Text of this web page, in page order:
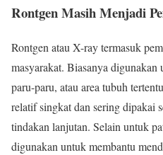
Rontgen Masih Menjadi
Rontgen atau X-ray termasuk
masyarakat. Biasanya
paru-paru, atau area tubuh
relatif singkat dan sering dipakai
tindakan lanjutan. Selain untuk
digunakan untuk membantu